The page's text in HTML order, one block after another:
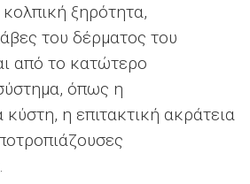
ξηρότητα,
του δέρματος του
από το κατώτερο
όπως η
η επιτακτική ακράτεια